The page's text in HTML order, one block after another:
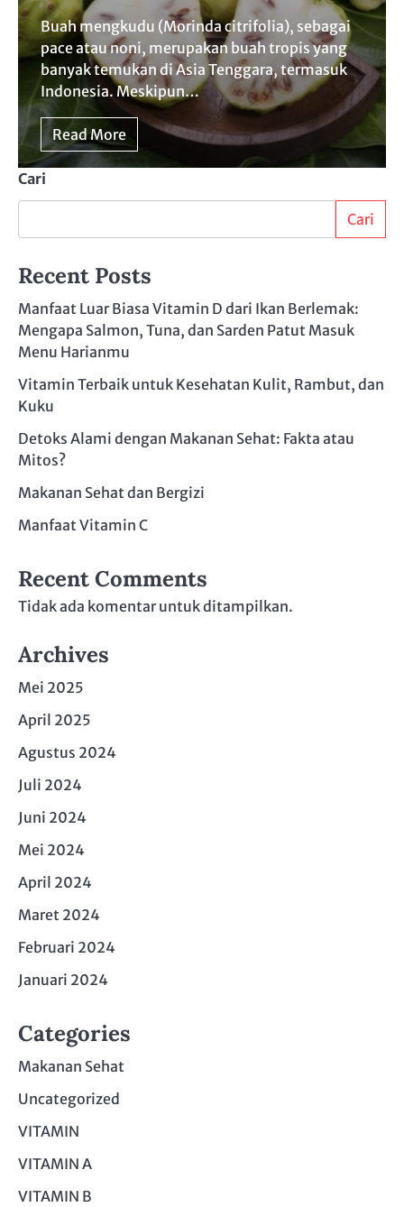
Buah mengkudu (Morinda citrifolia), sebagai
pace atau noni, merupakan buah tropis yang
banyak temukan di Asia Tenggara, termasuk
Indonesia. Meskipun…
Read More
Cari
Cari
Recent Posts
Manfaat Luar Biasa Vitamin D dari Ikan Berlemak:
Mengapa Salmon, Tuna, dan Sarden Patut Masuk
Menu Harianmu
Vitamin Terbaik untuk Kesehatan Kulit, Rambut, dan
Kuku
Detoks Alami dengan Makanan Sehat: Fakta atau
Mitos?
Makanan Sehat dan Bergizi
Manfaat Vitamin C
Recent Comments
Tidak ada komentar untuk ditampilkan.
Archives
Mei 2025
April 2025
Agustus 2024
Juli 2024
Juni 2024
Mei 2024
April 2024
Maret 2024
Februari 2024
Januari 2024
Categories
Makanan Sehat
Uncategorized
VITAMIN
VITAMIN A
VITAMIN B